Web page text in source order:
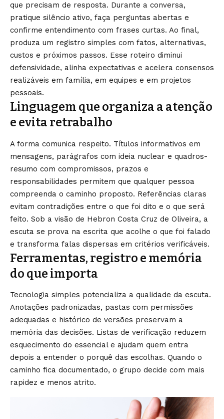
que precisam de resposta. Durante a conversa,
pratique silêncio ativo, faça perguntas abertas e
confirme entendimento com frases curtas. Ao final,
produza um registro simples com fatos, alternativas,
custos e próximos passos. Esse roteiro diminui
defensividade, alinha expectativas e acelera consensos
realizáveis em família, em equipes e em projetos
pessoais.
Linguagem que organiza a atenção
e evita retrabalho
A forma comunica respeito. Títulos informativos em
mensagens, parágrafos com ideia nuclear e quadros-
resumo com compromissos, prazos e
responsabilidades permitem que qualquer pessoa
compreenda o caminho proposto. Referências claras
evitam contradições entre o que foi dito e o que será
feito. Sob a visão de Hebron Costa Cruz de Oliveira, a
escuta se prova na escrita que acolhe o que foi falado
e transforma falas dispersas em critérios verificáveis.
Ferramentas, registro e memória
do que importa
Tecnologia simples potencializa a qualidade da escuta.
Anotações padronizadas, pastas com permissões
adequadas e histórico de versões preservam a
memória das decisões. Listas de verificação reduzem
esquecimento do essencial e ajudam quem entra
depois a entender o porquê das escolhas. Quando o
caminho fica documentado, o grupo decide com mais
rapidez e menos atrito.